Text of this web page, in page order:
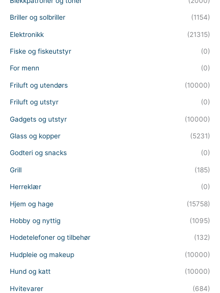
Briller og solbriller (1154)
Elektronikk (21315)
Fiske og fiskeutstyr (0)
For menn (0)
Friluft og utendørs (10000)
Friluft og utstyr (0)
Gadgets og utstyr (10000)
Glass og kopper (5231)
Godteri og snacks (0)
Grill (185)
Herreklær (0)
Hjem og hage (15758)
Hobby og nyttig (1095)
Hodetelefoner og tilbehør (132)
Hudpleie og makeup (10000)
Hund og katt (10000)
Hvitevarer (684)